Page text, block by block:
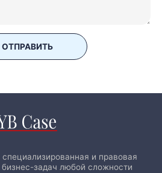
ОТПРАВИТЬ
и правовая
задач любой сложности